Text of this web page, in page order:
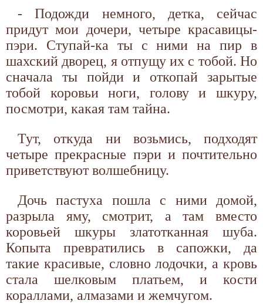
- Подожди немного, детка, сейчас
придут мои дочери, четыре красавицы-
пэри. Ступай-ка ты с ними на пир в
шахский дворец, я отпущу их с тобой. Но
сначала ты пойди и откопай зарытые
тобой коровьи ноги, голову и шкуру,
посмотри, какая там тайна.
Тут, откуда ни возьмись, подходят
четыре прекрасные пэри и почтительно
приветствуют волшебницу.
Дочь пастуха пошла с ними домой,
разрыла яму, смотрит, а там вместо
коровьей шкуры златотканная шуба.
Копыта превратились в сапожки, да
такие красивые, словно лодочки, а кровь
стала шелковым платьем, и кости
кораллами, алмазами и жемчугом.